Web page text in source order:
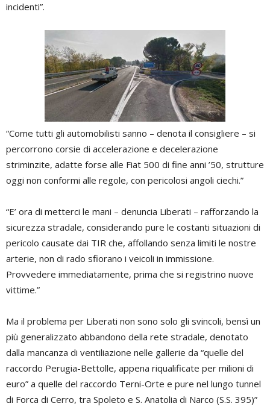
incidenti”.
“Come tutti gli automobilisti sanno – denota il consigliere – si
percorrono corsie di accelerazione e decelerazione
striminzite, adatte forse alle Fiat 500 di fine anni ’50, strutture
oggi non conformi alle regole, con pericolosi angoli ciechi.”
“E’ ora di metterci le mani – denuncia Liberati – rafforzando la
sicurezza stradale, considerando pure le costanti situazioni di
pericolo causate dai TIR che, affollando senza limiti le nostre
arterie, non di rado sfiorano i veicoli in immissione.
Provvedere immediatamente, prima che si registrino nuove
vittime.”
Ma il problema per Liberati non sono solo gli svincoli, bensì un
più generalizzato abbandono della rete stradale, denotato
dalla mancanza di ventiliazione nelle gallerie da “quelle del
raccordo Perugia-Bettolle, appena riqualificate per milioni di
euro” a quelle del raccordo Terni-Orte e pure nel lungo tunnel
di Forca di Cerro, tra Spoleto e S. Anatolia di Narco (S.S. 395)”